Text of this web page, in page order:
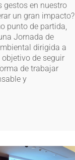
gestos en nuestro
un gran impacto?
punto de partida,
Jornada de
dirigida a
de seguir
de trabajar
y